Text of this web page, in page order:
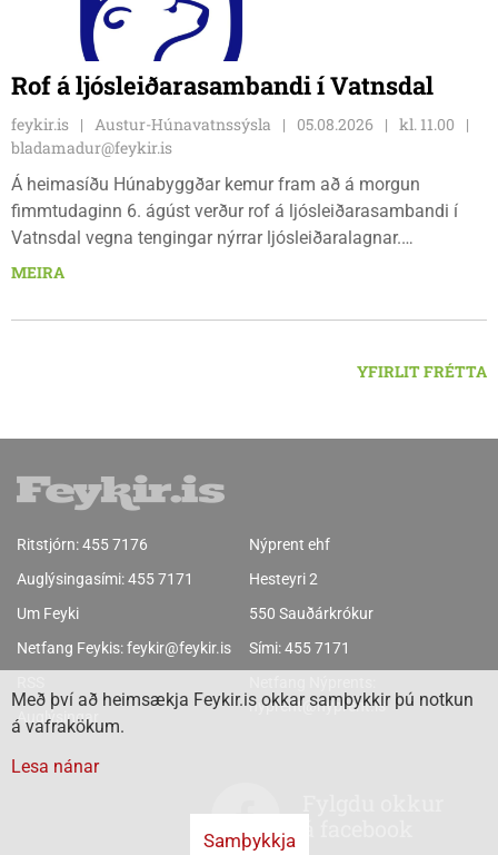
Rof á ljósleiðarasambandi í Vatnsdal
feykir.is Austur-Húnavatnssýsla 05.08.2026
kl. 11.00
bladamadur@feykir.is
Á heimasíðu Húnabyggðar kemur fram að á morgun
fimmtudaginn 6. ágúst verður rof á ljósleiðarasambandi í
Vatnsdal vegna tengingar nýrrar ljósleiðaralagnar.
Ljósleiðarasambandið verður rofið á morgun fimmtudag
MEIRA
YFIRLIT FRÉTTA
Ritstjórn:455 7176
Auglýsingasími:455 7171
Um Feyki
Netfang Feykis:feykir@feykir.is
Auglýsingar
Nýprent ehf
Hesteyri 2
550 Sauðárkrókur
Sími:455 7171
nyprent@nyprent.is
Með því að heimsækja Feykir.is okkar samþykkir þú notkun
á vafrakökum.
Lesa nánar
Samþykkja